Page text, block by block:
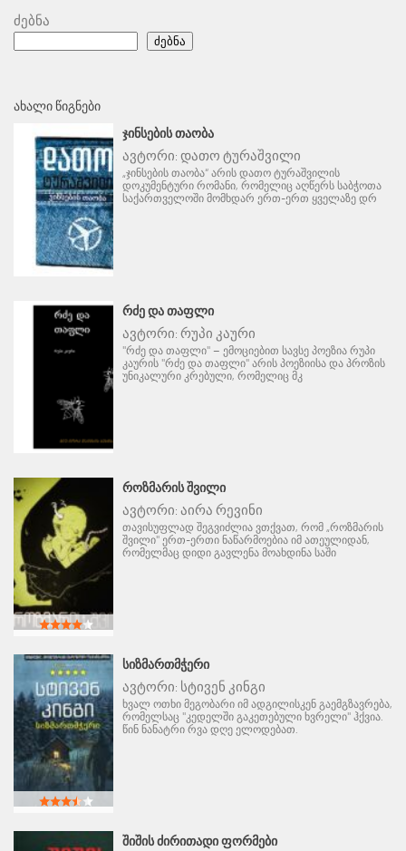
ძებნა
ძებნა
ᲐᲮᲐᲚᲘ ᲬᲘᲒᲜᲔᲑᲘ
ᲯᲘᲜᲡᲔᲑᲘᲡ ᲗᲐᲝᲑᲐ
ავტორი: დათო ტურაშვილი
„ჯინსების თაობა“ არის დათო ტურაშვილის
დოკუმენტური რომანი, რომელიც აღწერს საბჭოთა
საქართველოში მომხდარ ერთ-ერთ ყველაზე დრ
ᲠᲫᲔ ᲓᲐ ᲗᲐᲤᲚᲘ
ავტორი: რუპი კაური
"რძე და თაფლი" – ემოციებით სავსე პოეზია რუპი
კაურის "რძე და თაფლი" არის პოეზიისა და პროზის
უნიკალური კრებული, რომელიც მკ
ᲠᲝᲖᲛᲐᲠᲘᲡ ᲨᲕᲘᲚᲘ
ავტორი: აირა რევინი
თავისუფლად შეგვიძლია ვთქვათ, რომ „როზმარის
შვილი" ერთ-ერთი ნაწარმოებია იმ ათეულიდან,
რომელმაც დიდი გავლენა მოახდინა საში
ᲡᲘᲖᲛᲐᲠᲗᲛᲭᲔᲠᲘ
ავტორი: სტივენ კინგი
ხვალ ოთხი მეგობარი იმ ადგილისკენ გაემგზავრება,
რომელსაც "კედელში გაკეთებული ხვრელი" ჰქვია.
წინ ნანატრი რვა დღე ელოდებათ.
ᲨᲘᲨᲘᲡ ᲫᲘᲠᲘᲗᲐᲓᲘ ᲤᲝᲠᲛᲔᲑᲘ